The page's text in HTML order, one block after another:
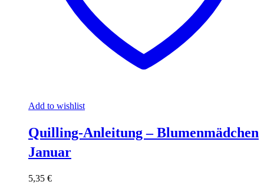
Add to wishlist
Quilling-Anleitung – Blumenmädchen
Januar
5,35 €